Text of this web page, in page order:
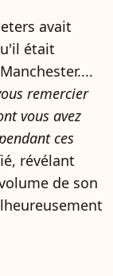
avait
était
remercier
vous avez
ces
révélant
de son